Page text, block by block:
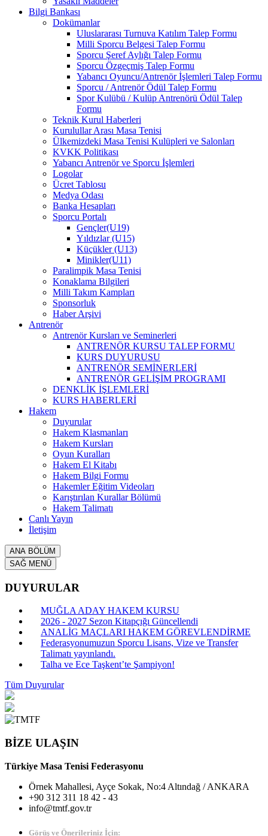
Bilgi Bankası
Dokümanlar
Uluslararası Turnuva Katılım Talep Formu
Milli Sporcu Belgesi Talep Formu
Sporcu Şeref Aylığı Talep Formu
Sporcu Özgeçmiş Talep Formu
Yabancı Oyuncu/Antrenör İşlemleri Talep Formu
Sporcu / Antrenör Ödül Talep Formu
Spor Kulübü / Kulüp Antrenörü Ödül Talep
Formu
Teknik Kurul Haberleri
Kurulullar Arası Masa Tenisi
Ülkemizdeki Masa Tenisi Kulüpleri ve Salonları
KVKK Politikası
Yabancı Antrenör ve Sporcu İşlemleri
Logolar
Ücret Tablosu
Medya Odası
Banka Hesapları
Sporcu Portalı
Gençler(U19)
Yıldızlar (U15)
Küçükler (U13)
Minikler(U11)
Paralimpik Masa Tenisi
Konaklama Bilgileri
Milli Takım Kampları
Sponsorluk
Haber Arşivi
Antrenör
Antrenör Kursları ve Seminerleri
ANTRENÖR KURSU TALEP FORMU
KURS DUYURUSU
ANTRENÖR SEMİNERLERİ
ANTRENÖR GELİŞİM PROGRAMI
DENKLİK İŞLEMLERİ
KURS HABERLERİ
Hakem
Duyurular
Hakem Klasmanları
Hakem Kursları
Oyun Kuralları
Hakem El Kitabı
Hakem Bilgi Formu
Hakemler Eğitim Videoları
Karıştırılan Kurallar Bölümü
Hakem Talimatı
Canlı Yayın
İletişim
ANA BÖLÜM
SAĞ MENÜ
DUYURULAR
MUĞLA ADAY HAKEM KURSU
2026 - 2027 Sezon Kitapçığı Güncellendi
ANALİG MAÇLARI HAKEM GÖREVLENDİRME
Federasyonumuzun Sporcu Lisans, Vize ve Transfer
Talimatı yayınlandı.
Talha ve Ece Taşkent’te Şampiyon!
Tüm Duyurular
BİZE ULAŞIN
Türkiye Masa Tenisi Federasyonu
Örnek Mahallesi, Ayçe Sokak, No:4 Altındağ / ANKARA
+90 312 311 18 42 - 43
info@tmtf.gov.tr
Görüş ve Önerileriniz İçin: